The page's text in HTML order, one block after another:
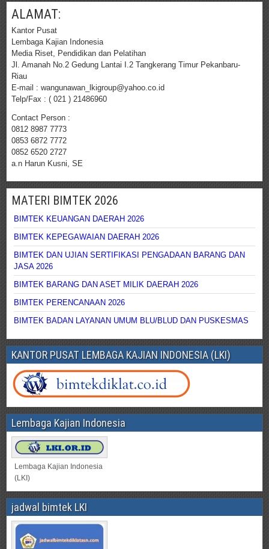
ALAMAT:
Kantor Pusat
Lembaga Kajian Indonesia
Media Riset, Pendidikan dan Pelatihan
Jl. Amanah No.2 Gedung Lantai I.2 Tangkerang Timur Pekanbaru-
Riau
E-mail : wangunawan_lkigroup@yahoo.co.id
Telp/Fax : ( 021 ) 21486960
Contact Person :
0812 8987 7773
0853 6872 7772
0852 6520 2727
a.n Harun Kusni, SE
MATERI BIMTEK 2026
BIMTEK KEUANGAN DAERAH 2026
BIMTEK KEPEGAWAIAN DAERAH 2026
BIMTEK DAN UJIAN SERTIFIKASI PENGADAAN BARANG DAN
JASA 2026
BIMTEK BARANG DAN ASET MILIK DAERAH 2026
BIMTEK PERENCANAAN 2026
BIMTEK BADAN LAYANAN UMUM BLU/BLUD DAN PUSKESMAS
KANTOR PUSAT LEMBAGA KAJIAN INDONESIA (LKI)
Lembaga Kajian Indonesia
Lembaga Kajian Indonesia
(LKI)
jadwal bimtek LKI